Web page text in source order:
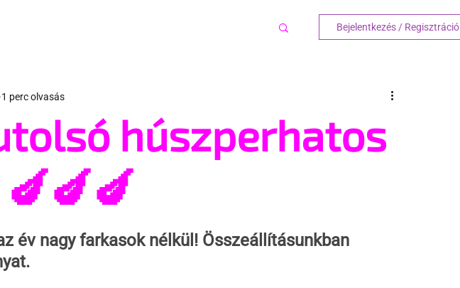
Bejelentkezés / Regisztráció
húszperhatos
1 perc olvasás
év nagy farkasok nélkül! Összeállításunkban